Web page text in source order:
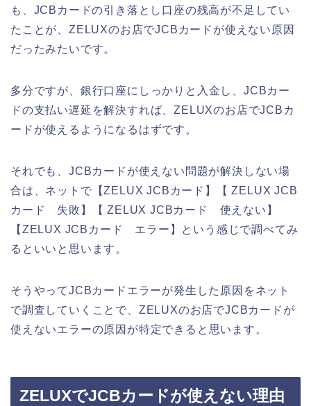
も、JCBカードの引き落とし口座の残高が不足してい
たことが、ZELUXのお店でJCBカードが使えない原因
だったみたいです。
多分ですが、銀行口座にしっかりと入金し、JCBカー
ドの支払い遅延を解決すれば、ZELUXのお店でJCBカ
ードが使えるようになるはずです。
それでも、JCBカードが使えない問題が解決しない場
合は、ネットで【ZELUX JCBカード】【 ZELUX JCB
カード 失敗】【 ZELUX JCBカード 使えない】
【ZELUX JCBカード エラー】という感じで調べてみ
るといいと思います。
そうやってJCBカードエラーが発生した原因をネット
で調査していくことで、ZELUXのお店でJCBカードが
使えないエラーの原因が特定できると思います。
ZELUXでJCBカードが使えない理由